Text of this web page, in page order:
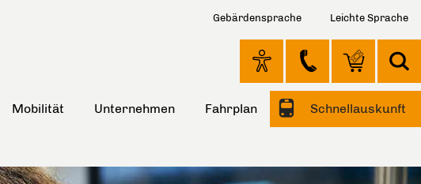
Gebärdensprache Leichte Sprache
Mobilität Unternehmen Fahrplan Schnellauskunft